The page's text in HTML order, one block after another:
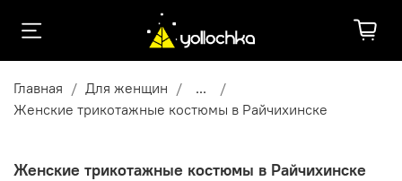
Главная Для женщин
...
Женские трикотажные костюмы в Райчихинске
Женские трикотажные костюмы в Райчихинске